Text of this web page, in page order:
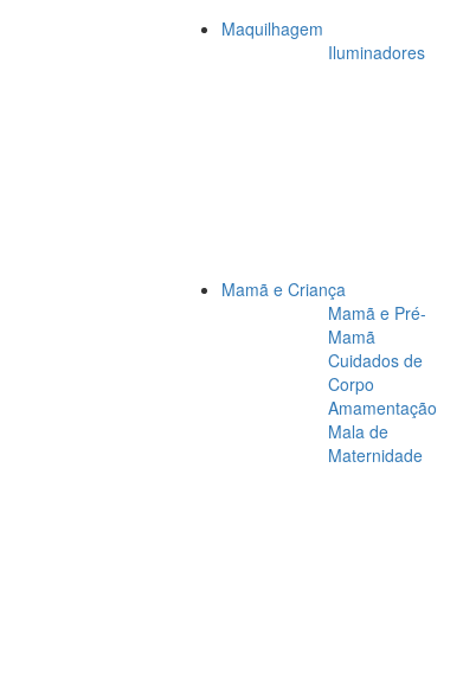
Maquilhagem
Iluminadores
Mamã e Criança
Mamã e Pré-
Mamã
Cuidados de
Corpo
Amamentação
Mala de
Maternidade